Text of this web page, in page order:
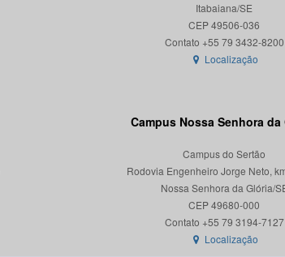
Itabaiana/SE
CEP 49506-036
Localização
Campus Nossa Senhora da
Campus do Sertão
Rodovia Engenheiro Jorge Neto,
Nossa Senhora da Glória/
CEP 49680-000
Contato +55 79 3194-7127
Localização